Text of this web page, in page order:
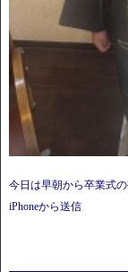
今日は早朝から卒業式
iPhoneから送信